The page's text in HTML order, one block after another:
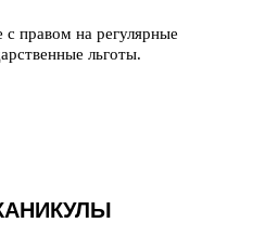
правом на регулярные
льготы.